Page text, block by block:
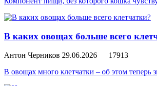
В каких овощах больше всего
Антон Черников 29.06.2026
17913
В овощах много клетчатки – об этом